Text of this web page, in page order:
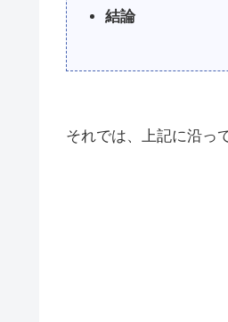
結論
それでは、上記に沿っ